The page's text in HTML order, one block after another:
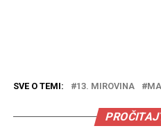
SVE O TEMI: 13. MIROVINA